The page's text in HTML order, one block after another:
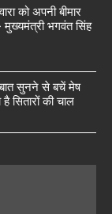
को अपनी बीमार
मुख्यमंत्री भगवंत सिंह
सुनने से बचें मेष
सितारों की चाल